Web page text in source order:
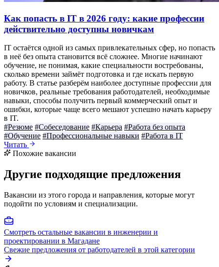
Как попасть в IT в 2026 году: какие профессии
действительно доступны новичкам
IT остаётся одной из самых привлекательных сфер, но попасть
в неё без опыта становится всё сложнее. Многие начинают
обучение, не понимая, какие специальности востребованы,
сколько времени займёт подготовка и где искать первую
работу. В статье разберём наиболее доступные профессии для
новичков, реальные требования работодателей, необходимые
навыки, способы получить первый коммерческий опыт и
ошибки, которые чаще всего мешают успешно начать карьеру
в IT.
#Резюме #Собеседование #Карьера #Работа без опыта
#Обучение #Профессиональные навыки #Работа в IT
Читать
Похожие вакансии
Другие подходящие предложения
Вакансии из этого города и направления, которые могут
подойти по условиям и специализации.
Смотреть остальные вакансии в инженерии и
проектировании в Магадане
Свежие предложения от работодателей в этой категории